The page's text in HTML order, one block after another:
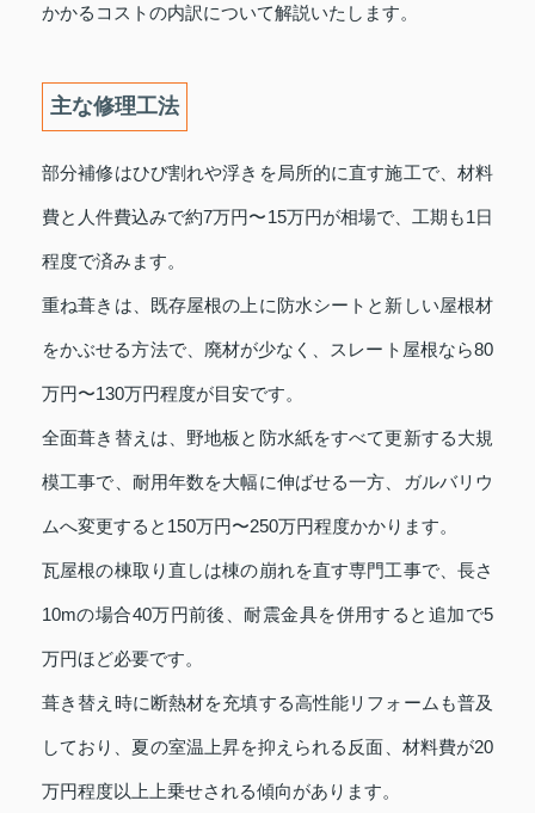
かかるコストの内訳について解説いたします。
主な修理工法
部分補修はひび割れや浮きを局所的に直す施工で、材料
費と人件費込みで約7万円〜15万円が相場で、工期も1日
程度で済みます。
重ね葺きは、既存屋根の上に防水シートと新しい屋根材
をかぶせる方法で、廃材が少なく、スレート屋根なら80
万円〜130万円程度が目安です。
全面葺き替えは、野地板と防水紙をすべて更新する大規
模工事で、耐用年数を大幅に伸ばせる一方、ガルバリウ
ムへ変更すると150万円〜250万円程度かかります。
瓦屋根の棟取り直しは棟の崩れを直す専門工事で、長さ
10mの場合40万円前後、耐震金具を併用すると追加で5
万円ほど必要です。
葺き替え時に断熱材を充填する高性能リフォームも普及
しており、夏の室温上昇を抑えられる反面、材料費が20
万円程度以上上乗せされる傾向があります。